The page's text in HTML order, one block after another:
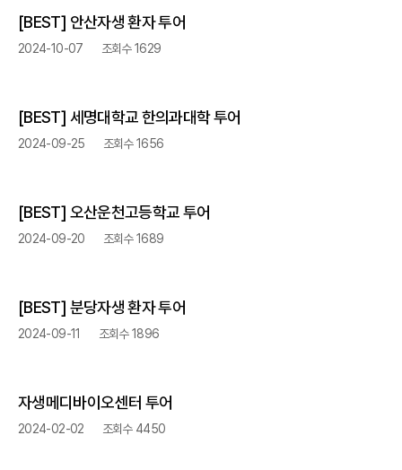
[BEST] 안산자생 환자 투어
2024-10-07 조회수 1629
[BEST] 세명대학교 한의과대학 투어
2024-09-25 조회수 1656
[BEST] 오산운천고등학교 투어
2024-09-20 조회수 1689
[BEST] 분당자생 환자 투어
2024-09-11 조회수 1896
자생메디바이오센터 투어
2024-02-02 조회수 4450